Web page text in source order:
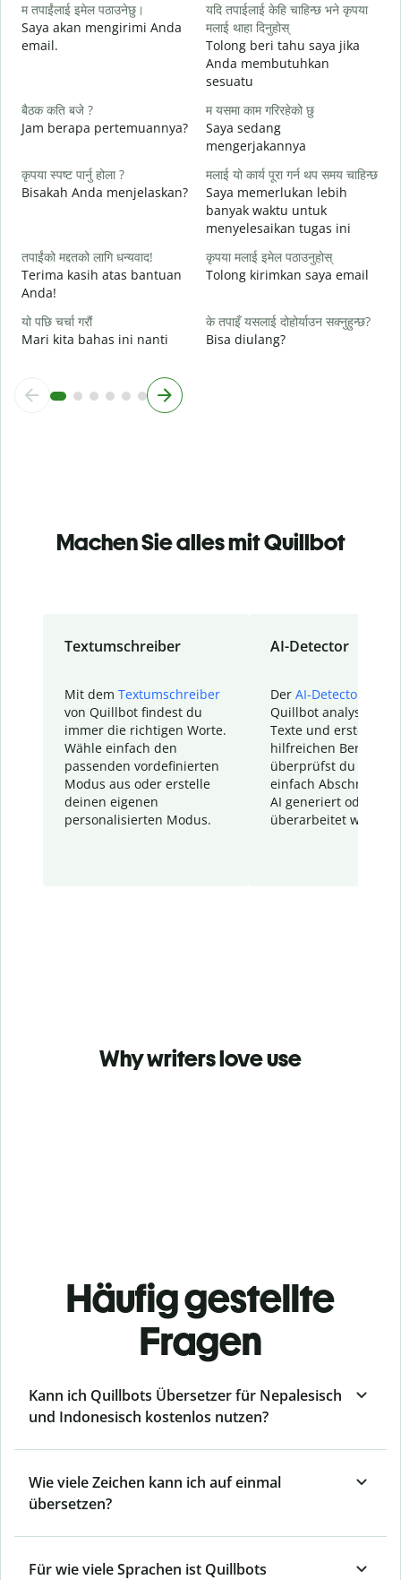
म तपाईंलाई इमेल पठाउनेछु।
Saya akan mengirimi Anda
email.
यदि तपाईलाई केहि चाहिन्छ भने कृपया
मलाई थाहा दिनुहोस्
Tolong beri tahu saya jika
Anda membutuhkan
sesuatu
बैठक कति बजे ?
Jam berapa pertemuannya?
म यसमा काम गरिरहेको छु
Saya sedang
mengerjakannya
कृपया स्पष्ट पार्नु होला ?
Bisakah Anda menjelaskan?
मलाई यो कार्य पूरा गर्न थप समय चाहिन्छ
Saya memerlukan lebih
banyak waktu untuk
menyelesaikan tugas ini
तपाईंको मद्दतको लागि धन्यवाद!
Terima kasih atas bantuan
Anda!
कृपया मलाई इमेल पठाउनुहोस्
Tolong kirimkan saya email
यो पछि चर्चा गरौं
Mari kita bahas ini nanti
के तपाइँ यसलाई दोहोर्याउन सक्नुहुन्छ?
Bisa diulang?
Machen Sie alles mit Quillbot
Textumschreiber
Mit dem Textumschreiber
von Quillbot findest du
immer die richtigen Worte.
Wähle einfach den
passenden vordefinierten
Modus aus oder erstelle
deinen eigenen
personalisierten Modus.
AI-Detector
Der AI-Detector
Quillbot analysiert
Texte und erstellt
hilfreichen Bericht.
überprüfst du
einfach Abschnitte,
AI generiert oder
überarbeitet wurden.
Why writers love use
Häufig gestellte
Fragen
Kann ich Quillbots Übersetzer für Nepalesisch
und Indonesisch kostenlos nutzen?
Wie viele Zeichen kann ich auf einmal
übersetzen?
Für wie viele Sprachen ist Quillbots